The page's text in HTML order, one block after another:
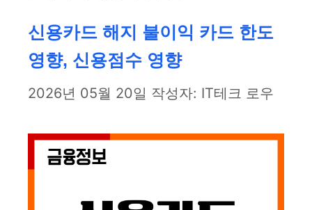
신용카드 해지 불이익 카드 한도
영향, 신용점수 영향
2026년 05월 20일 작성자: IT테크 로우